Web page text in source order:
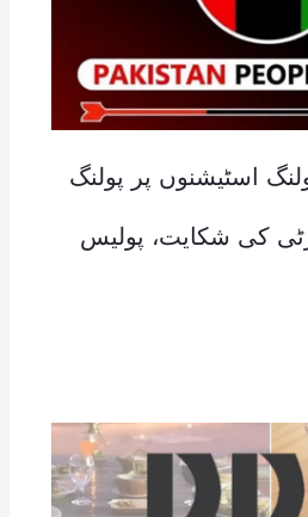
دو پولنگ اسٹیشنوں پر پولنگ
کی شکایت، پولیس